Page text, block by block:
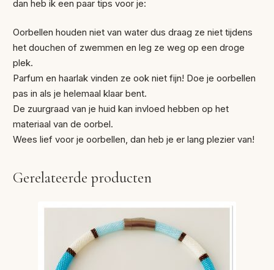
dan heb ik een paar tips voor je:
Oorbellen houden niet van water dus draag ze niet tijdens
het douchen of zwemmen en leg ze weg op een droge
plek.
Parfum en haarlak vinden ze ook niet fijn! Doe je oorbellen
pas in als je helemaal klaar bent.
De zuurgraad van je huid kan invloed hebben op het
materiaal van de oorbel.
Wees lief voor je oorbellen, dan heb je er lang plezier van!
Gerelateerde producten